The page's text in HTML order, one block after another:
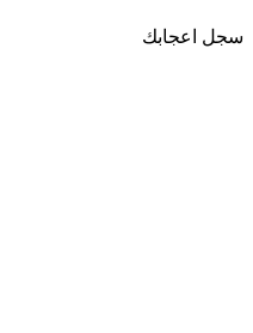
سجل اعجابك